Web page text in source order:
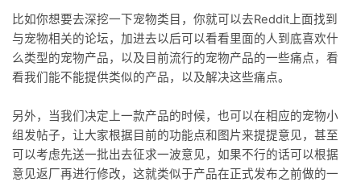
比如你想要去深挖一下宠物类目，你就可以去Reddit上面找到
与宠物相关的论坛，加进去以后可以看看里面的人到底喜欢什
么类型的宠物产品，以及目前流行的宠物产品的一些痛点，看
看我们能不能提供类似的产品，以及解决这些痛点。
另外，当我们决定上一款产品的时候，也可以在相应的宠物小
组发帖子，让大家根据目前的功能点和图片来提提意见，甚至
可以考虑先送一批出去征求一波意见，如果不行的话可以根据
意见返厂再进行修改，这就类似于产品在正式发布之前做的一